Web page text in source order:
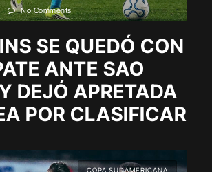
No Comments
SE QUEDÓ CON
ANTE SAO
DEJÓ APRETADA
POR CLASIFICAR
COPA SUDAMERICANA